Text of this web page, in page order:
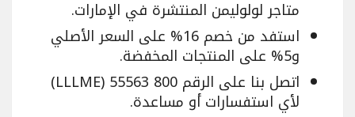
متاجر لولوليمن المنتشرة في الإمارات.
استفد من خصم 16% على السعر الأصلي
و5% على المنتجات المخفضة.
اتصل بنا على الرقم 800 55563 (LLLME)
لأي استفسارات أو مساعدة.